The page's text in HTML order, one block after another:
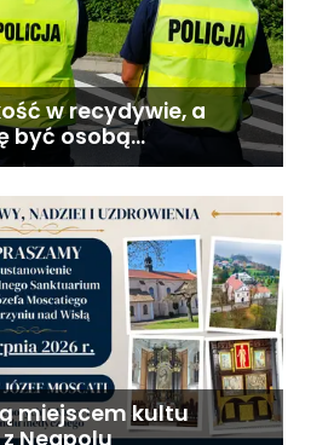
w recydywie, a
być osobą
miejscem kultu
Neapolu